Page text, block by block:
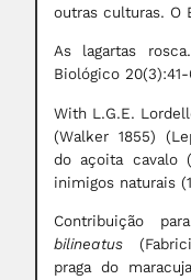
outras culturas. O
As lagartas
Biológico 20(3):41-
With L.G.E.
(Walker 1855)
do açoita cavalo (
inimigos naturais
Contribuição
bilineatus
praga do